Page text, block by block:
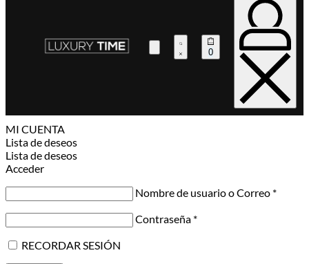
0
MI CUENTA
Lista de deseos
Lista de deseos
Acceder
Nombre de usuario o Correo *
Contraseña *
RECORDAR SESIÓN